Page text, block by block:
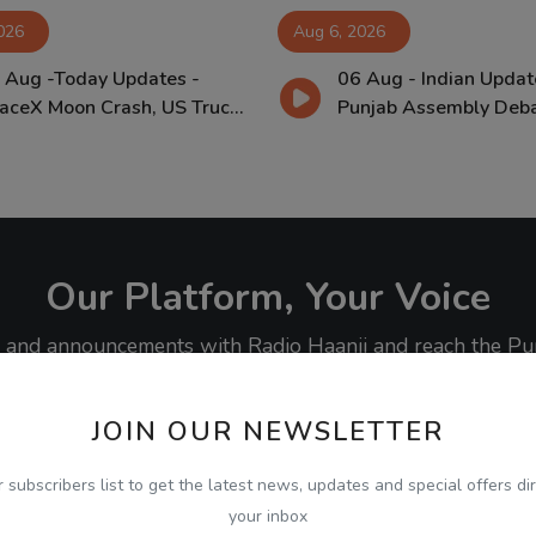
JOIN OUR NEWSLETTER
subscribers list to get the latest news, updates and special offers
your inbox
Aug -Today Updates -
Moon Crash, US Truc...
Aug 6, 2026
06 Aug - Indian
Punjab Assembly
Our Platform, Your Voice
announcements with Radio Haanji and reach the